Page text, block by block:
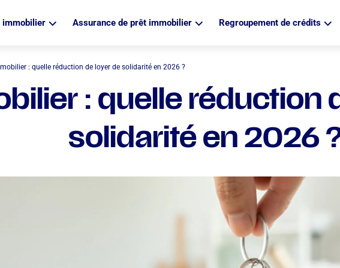
immobilier Assurance de prêt immobilier Regroupement de crédits
: quelle réduction de loyer de solidarité en 2026 ?
: quelle réduction
solidarité en 2026